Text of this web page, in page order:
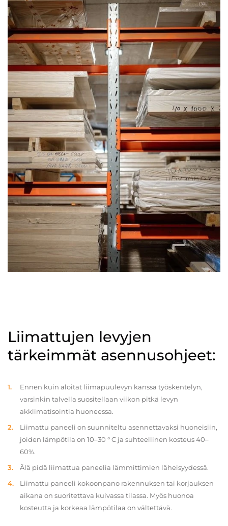
Liimattujen levyjen
tärkeimmät asennusohjeet:
Ennen kuin aloitat liimapuulevyn kanssa työskentelyn,
varsinkin talvella suositellaan viikon pitkä levyn
akklimatisointia huoneessa.
Liimattu paneeli on suunniteltu asennettavaksi huoneisiin,
joiden lämpötila on 10–30 ° C ja suhteellinen kosteus 40–
60%.
Älä pidä liimattua paneelia lämmittimien läheisyydessä.
Liimattu paneeli kokoonpano rakennuksen tai korjauksen
aikana on suoritettava kuivassa tilassa. Myös huonoa
kosteutta ja korkeaa lämpötilaa on vältettävä.